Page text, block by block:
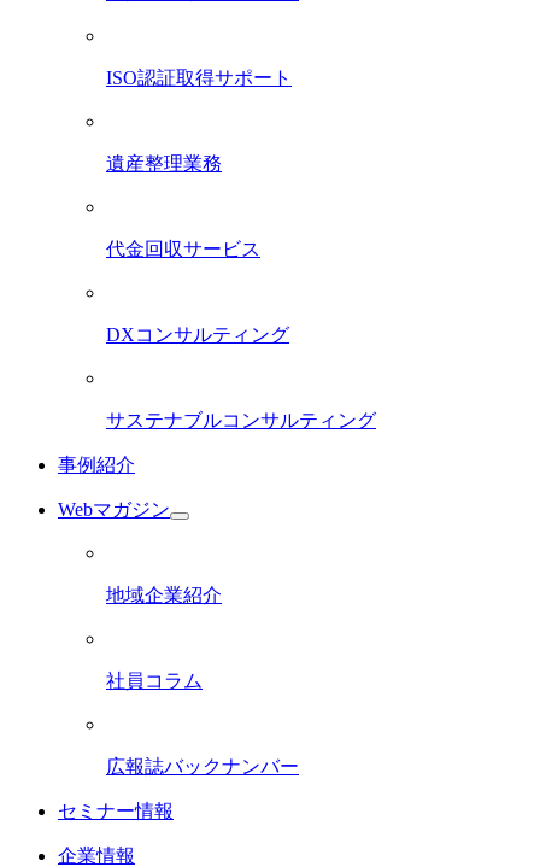
ISO認証取得サポート
遺産整理業務
代金回収サービス
DXコンサルティング
サステナブルコンサルティング
事例紹介
Webマガジン
地域企業紹介
社員コラム
広報誌バックナンバー
セミナー情報
企業情報